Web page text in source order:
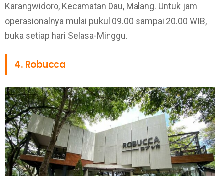
Karangwidoro, Kecamatan Dau, Malang. Untuk jam
operasionalnya mulai pukul 09.00 sampai 20.00 WIB,
buka setiap hari Selasa-Minggu.
4. Robucca